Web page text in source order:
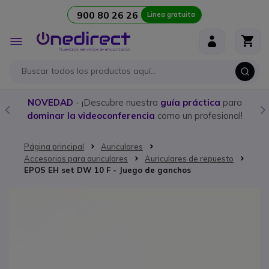
900 80 26 26 Linea gratuita
Toggle
Nav
NOVEDAD - ¡Descubre nuestra guía práctica para
dominar la videoconferencia como un profesional!
Página principal
Auriculares
Accesorios para auriculares
Auriculares de repuesto
EPOS EH set DW 10 F - Juego de ganchos